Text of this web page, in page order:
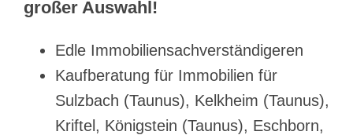
großer Auswahl!
Edle Immobiliensachverständigeren
Kaufberatung für Immobilien für
Sulzbach (Taunus), Kelkheim (Taunus),
Kriftel, Königstein (Taunus), Eschborn,